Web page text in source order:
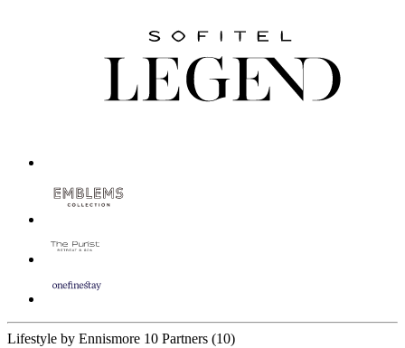
Lifestyle by Ennismore 10 Partners (10)